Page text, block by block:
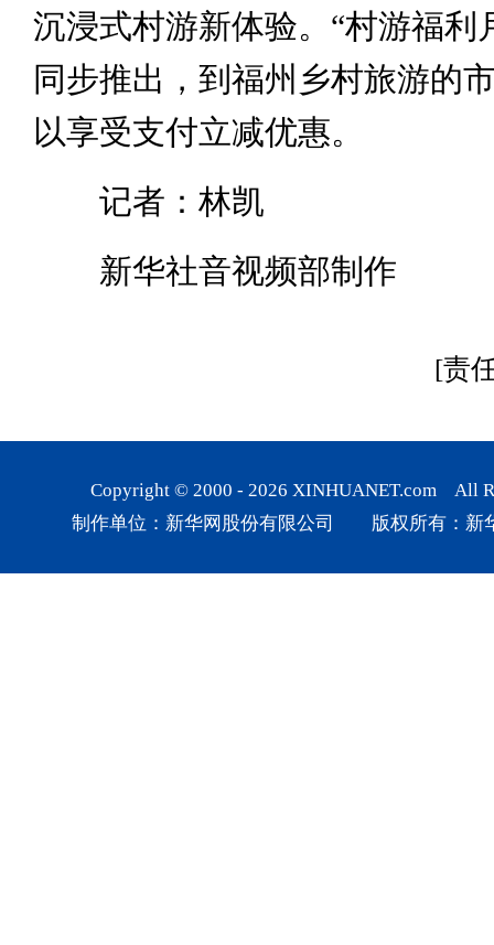
沉浸式村游新体验。“村游福利
同步推出，到福州乡村旅游的
以享受支付立减优惠。
记者：林凯
新华社音视频部制作
[责
Copyright © 2000 - 2026 XINHUANET.com All
制作单位：新华网股份有限公司 版权所有：新